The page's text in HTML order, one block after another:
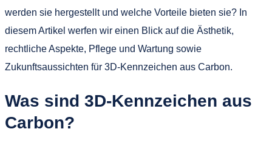
werden sie hergestellt und welche Vorteile bieten sie? In
diesem Artikel werfen wir einen Blick auf die Ästhetik,
rechtliche Aspekte, Pflege und Wartung sowie
Zukunftsaussichten für 3D-Kennzeichen aus Carbon.
Was sind 3D-Kennzeichen aus
Carbon?